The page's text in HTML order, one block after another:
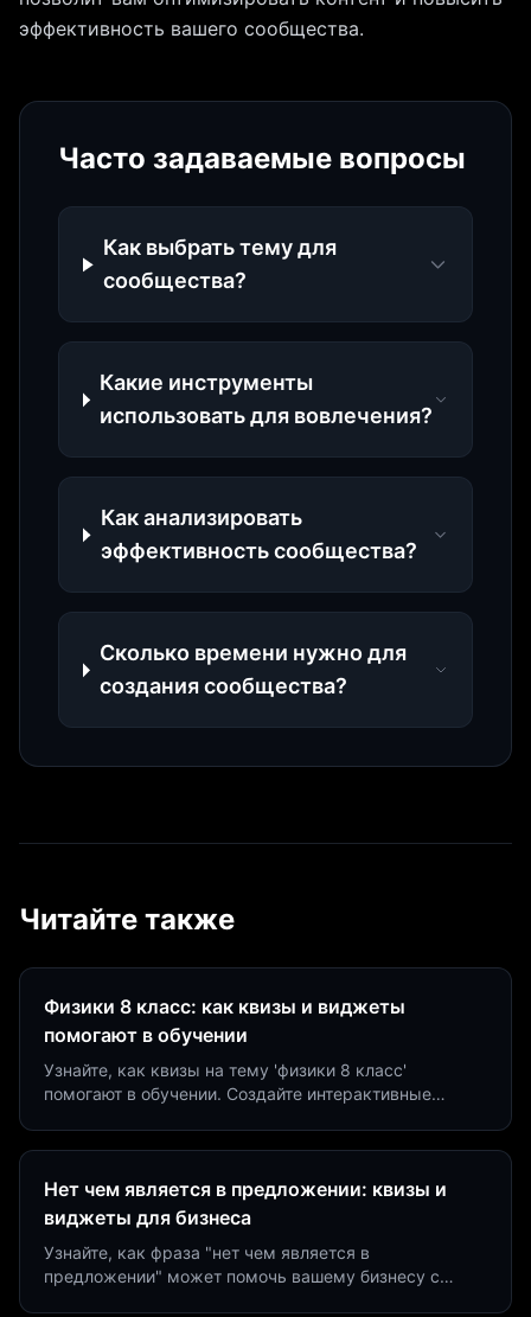
эффективность вашего сообщества.
Часто задаваемые вопросы
Как выбрать тему для
сообщества?
Какие инструменты
использовать для вовлечения?
Как анализировать
эффективность сообщества?
Сколько времени нужно для
создания сообщества?
Читайте также
Физики 8 класс: как квизы и виджеты
помогают в обучении
Узнайте, как квизы на тему 'физики 8 класс'
помогают в обучении. Создайте интерактивные
Нет чем является в предложении: квизы и
виджеты для бизнеса
Узнайте, как фраза "нет чем является в
предложении" может помочь вашему бизнесу с